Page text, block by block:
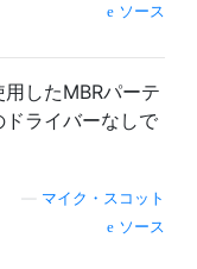
ソース
したMBRパーテ
ライバーなしで
マイク・スコット
ソース